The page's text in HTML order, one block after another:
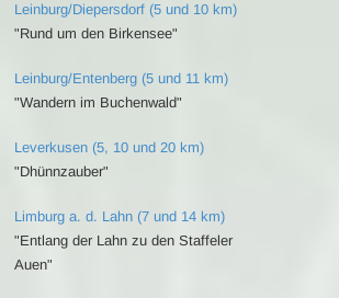
Leinburg/Diepersdorf (5 und 10 km)
"Rund um den Birkensee"
Leinburg/Entenberg (5 und 11 km)
"Wandern im Buchenwald"
Leverkusen (5, 10 und 20 km)
"Dhünnzauber"
Limburg a. d. Lahn (7 und 14 km)
"Entlang der Lahn zu den Staffeler
Auen"